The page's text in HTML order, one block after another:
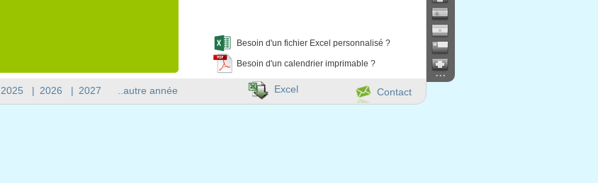
Besoin d'un fichier Excel personnalisé ?
Besoin d'un calendrier imprimable ?
2025 | 2026 | 2027 ..autre année
...
Contact
Excel